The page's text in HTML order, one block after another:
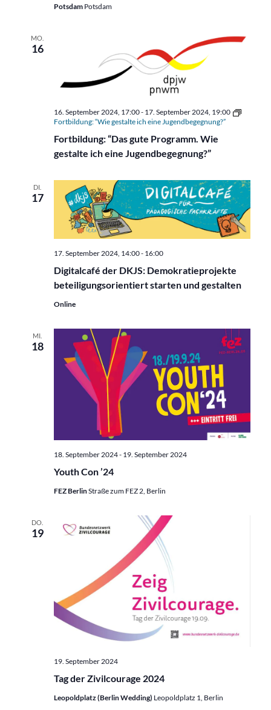
Potsdam Potsdam
MO.
16
Fortbildung: “Das gute Programm. Wie
gestalte ich eine Jugendbegegnung?”
16. September 2024, 17:00- 17. September 2024, 19:00
Fortbildung: “Wie gestalte ich eine Jugendbegegnung?”
DI.
17
Digitalcafé der DKJS: Demokratieprojekte
beteiligungsorientiert starten und gestalten
17. September 2024, 14:00- 16:00
Online
MI.
18
Youth Con ’24
18. September 2024- 19. September 2024
FEZ BerlinStraße zum FEZ 2, Berlin
DO.
19
Tag der Zivilcourage 2024
19. September 2024
Leopoldplatz (Berlin Wedding) Leopoldplatz 1, Berlin